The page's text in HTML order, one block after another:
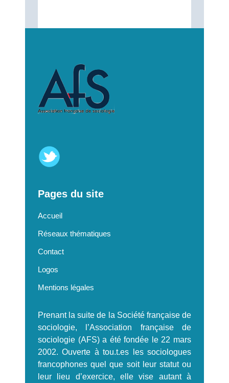
Pages du site
Accueil
Réseaux thématiques
Contact
Logos
Mentions légales
Prenant la suite de la Société française de
sociologie, l’Association française de
sociologie (AFS) a été fondée le 22 mars
2002. Ouverte à tou.t.es les sociologues
francophones quel que soit leur statut ou
leur lieu d’exercice, elle vise autant à